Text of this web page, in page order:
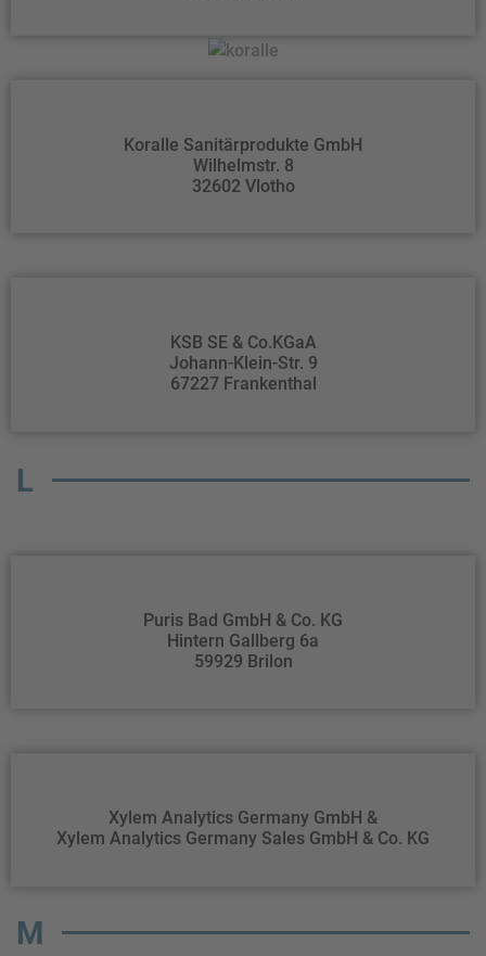
Koralle Sanitärprodukte GmbH
Wilhelmstr. 8
32602 Vlotho
KSB SE & Co.KGaA
Johann-Klein-Str. 9
67227 Frankenthal
L
Puris Bad GmbH & Co. KG
Hintern Gallberg 6a
59929 Brilon
Xylem Analytics Germany GmbH &
Xylem Analytics Germany Sales GmbH & Co. KG
M